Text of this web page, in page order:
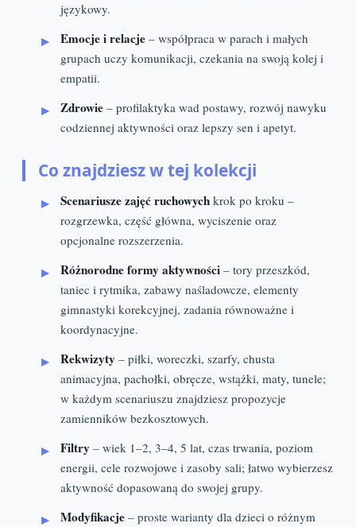
językowy.
Emocje i relacje – współpraca w parach i małych
grupach uczy komunikacji, czekania na swoją kolej i
empatii.
Zdrowie – profilaktyka wad postawy, rozwój nawyku
codziennej aktywności oraz lepszy sen i apetyt.
Co znajdziesz w tej kolekcji
Scenariusze zajęć ruchowych krok po kroku –
rozgrzewka, część główna, wyciszenie oraz
opcjonalne rozszerzenia.
Różnorodne formy aktywności – tory przeszkód,
taniec i rytmika, zabawy naśladowcze, elementy
gimnastyki korekcyjnej, zadania równoważne i
koordynacyjne.
Rekwizyty – piłki, woreczki, szarfy, chusta
animacyjna, pachołki, obręcze, wstążki, maty, tunele;
w każdym scenariuszu znajdziesz propozycje
zamienników bezkosztowych.
Filtry – wiek 1–2, 3–4, 5 lat, czas trwania, poziom
energii, cele rozwojowe i zasoby sali; łatwo wybierzesz
aktywność dopasowaną do swojej grupy.
Modyfikacje – proste warianty dla dzieci o różnym